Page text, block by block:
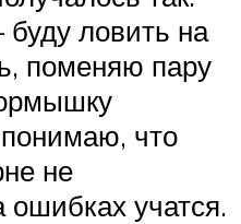
ловить на
поменяю пару
что
не
учатся.